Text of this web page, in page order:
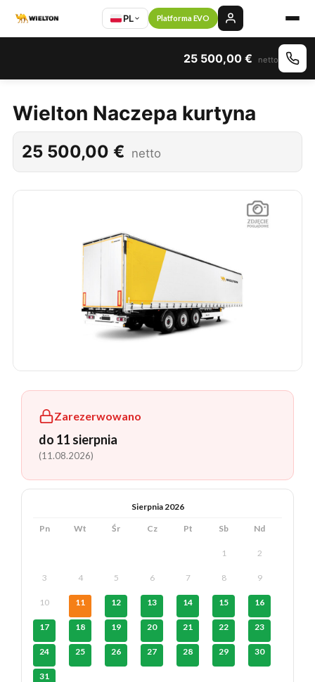
PL Platforma EVO
25 500,00 € netto
Wielton Naczepa kurtyna
25 500,00 € netto
Zarezerwowano
do 11 sierpnia
(11.08.2026)
Sierpnia 2026
Pn Wt Śr Cz Pt Sb Nd
1 2
3 4 5 6 7 8 9
10 11 12 13 14 15 16
17 18 19 20 21 22 23
24 25 26 27 28 29 30
31